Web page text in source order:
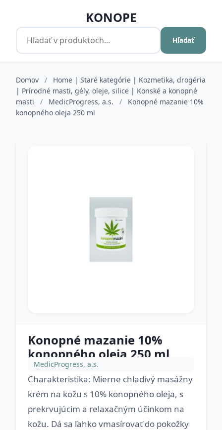
KONOPE
Hľadať
Domov /
Home | Staré kategórie | Kozmetika, drogéria
| Prírodné masti, gély, oleje, silice | Konské a konopné
masti
/ MedicProgress, a.s. /
Konopné mazanie 10%
konopného oleja 250 ml
Konopné mazanie 10%
konopného oleja 250 ml
MedicProgress, a.s.
Charakteristika: Mierne chladivý masážny
krém na kožu s 10% konopného oleja, s
prekrvujúcim a relaxačným účinkom na
kožu. Dá sa ľahko vmasírovať do pokožky